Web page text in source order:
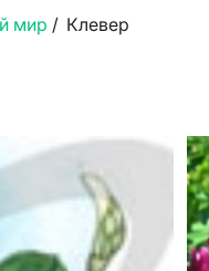
мир / Клевер